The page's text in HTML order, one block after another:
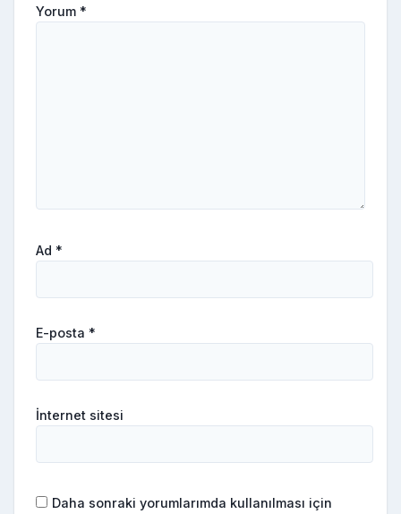
Yorum *
Ad *
E-posta *
İnternet sitesi
Daha sonraki yorumlarımda kullanılması için